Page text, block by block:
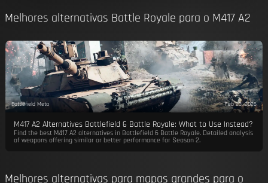
Melhores alternativas Battle Royale para o M417 A2
Battlefield Meta Feb 23, 2026
M417 A2 Alternatives Battlefield 6 Battle Royale: What to Use Instead?
Find the best M417 A2 alternatives in Battlefield 6 Battle Royale. Detailed analysis
of weapons offering similar or better performance for Season 2.
Melhores alternativas para mapas grandes para o